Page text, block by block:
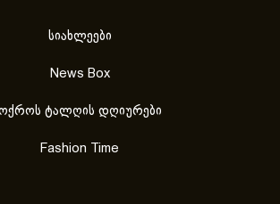
სიახლეები
News Box
ტალღის დღიურები
Fashion Time